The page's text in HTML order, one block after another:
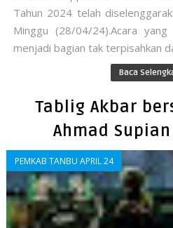
Tahun 2024 telah
Minggu (28/04/24).Acara
menjadi bagian tak terpisahkan
Baca
Tablig Akbar
Ahmad
PEMKAB TANBU APRIL 24